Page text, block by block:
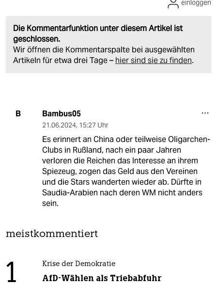
Die Kommentarfunktion unter diesem Artikel ist
geschlossen.
Wir öffnen die Kommentarspalte bei ausgewählten
Artikeln für etwa drei Tage – hier sind sie zu finden.
einloggen
B Bambus05
21.06.2024, 15:27 Uhr
Es erinnert an China oder teilweise Oligarchen-
Clubs in Rußland, nach ein paar Jahren
verloren die Reichen das Interesse an ihrem
Spiezeug, zogen das Geld aus den Vereinen
und die Stars wanderten wieder ab. Dürfte in
Saudia-Arabien nach deren WM nicht anders
sein.
meistkommentiert
1 Krise der Demokratie
AfD-Wählen als Triebabfuhr